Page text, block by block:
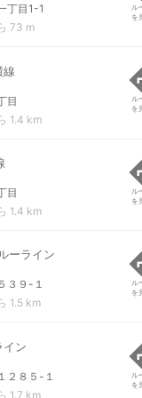
丁目1-1
73 m
ル
を
線
目
1.4 km
ル
を
目
1.4 km
ル
を
ーライン
３９-１
1.5 km
ル
を
イン
２８５-１
1.7 km
ル
を